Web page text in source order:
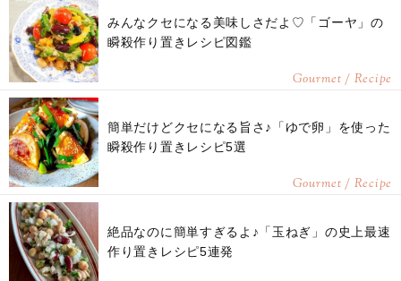
みんなクセになる美味しさだよ♡「ゴーヤ」の
瞬殺作り置きレシピ図鑑
Gourmet / Recipe
簡単だけどクセになる旨さ♪「ゆで卵」を使った
瞬殺作り置きレシピ5選
Gourmet / Recipe
絶品なのに簡単すぎるよ♪「玉ねぎ」の史上最速
作り置きレシピ5連発